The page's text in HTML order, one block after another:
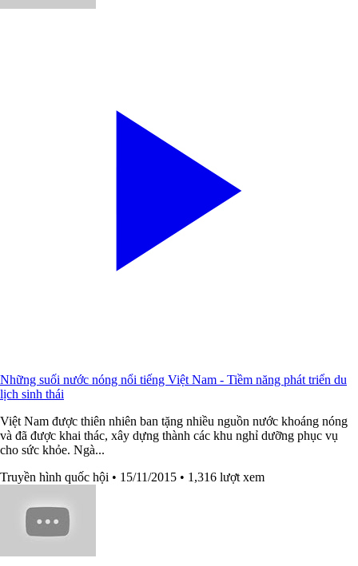
Những suối nước nóng nổi tiếng Việt Nam - Tiềm năng phát triển du
lịch sinh thái
Việt Nam được thiên nhiên ban tặng nhiều nguồn nước khoáng nóng
và đã được khai thác, xây dựng thành các khu nghỉ dưỡng phục vụ
cho sức khỏe. Ngà...
Truyền hình quốc hội • 15/11/2015 • 1,316 lượt xem